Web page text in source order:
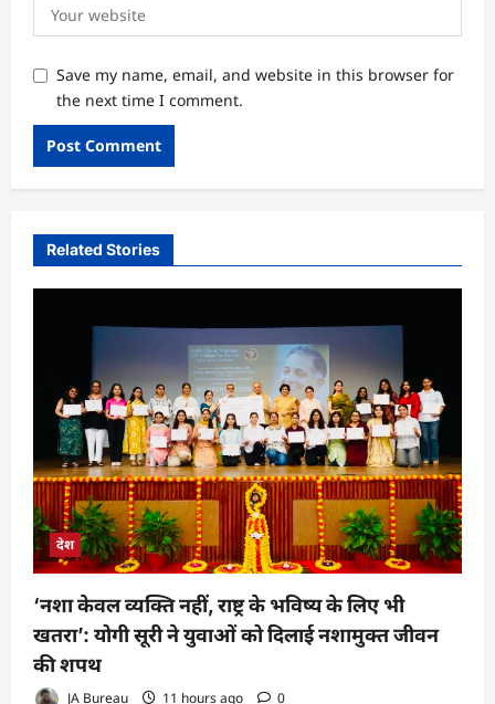
Save my name, email, and website in this browser for
the next time I comment.
Related Stories
देश
‘नशा केवल व्यक्ति नहीं, राष्ट्र के भविष्य के लिए भी
खतरा’: योगी सूरी ने युवाओं को दिलाई नशामुक्त जीवन
की शपथ
JA Bureau 11 hours ago 0